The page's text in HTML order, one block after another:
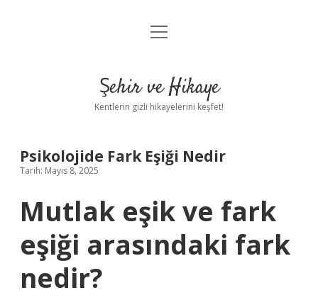
Anasayfa
Yasal Uyarı
menüyü
Şehir ve Hikaye
Kentlerin gizli hikayelerini keşfet!
Psikolojide Fark Eşiği Nedir
Tarih: Mayıs 8, 2025
Mutlak eşik ve fark
eşiği arasındaki fark
nedir?